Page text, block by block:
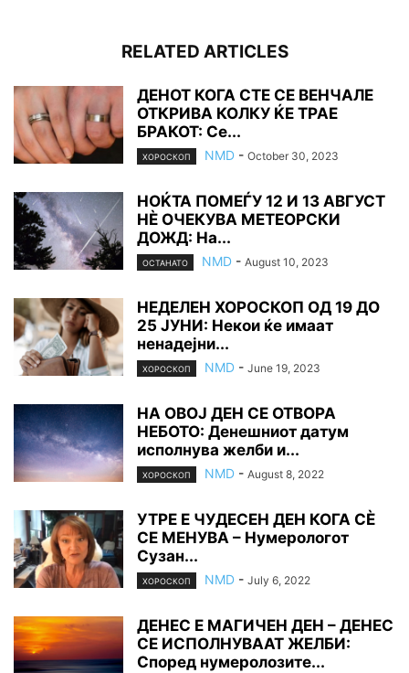
RELATED ARTICLES
ДЕНОТ КОГА СТЕ СЕ ВЕНЧАЛЕ
ОТКРИВА КОЛКУ ЌЕ ТРАЕ
БРАКОТ: Се...
ХОРОСКОП NMD - October 30, 2023
НОЌТА ПОМЕЃУ 12 И 13 АВГУСТ
НÈ ОЧЕКУВА МЕТЕОРСКИ
ДОЖД: На...
ОСТАНАТО NMD - August 10, 2023
НЕДЕЛЕН ХОРОСКОП ОД 19 ДО
25 ЈУНИ: Некои ќе имаат
ненадејни...
ХОРОСКОП NMD - June 19, 2023
НА ОВОЈ ДЕН СЕ ОТВОРА
НЕБОТО: Денешниот датум
исполнува желби и...
ХОРОСКОП NMD - August 8, 2022
УТРЕ Е ЧУДЕСЕН ДЕН КОГА СÈ
СЕ МЕНУВА – Нумерологот
Сузан...
ХОРОСКОП NMD - July 6, 2022
ДЕНЕС Е МАГИЧЕН ДЕН – ДЕНЕС
СЕ ИСПОЛНУВААТ ЖЕЛБИ:
Според нумеролозите...